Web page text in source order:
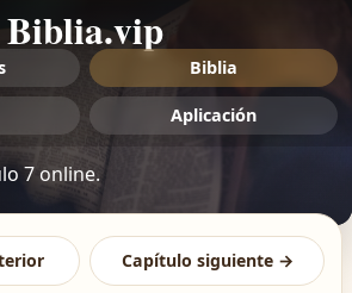
Biblia.vip
Biblia
Aplicación
7 online.
Capítulo siguiente →